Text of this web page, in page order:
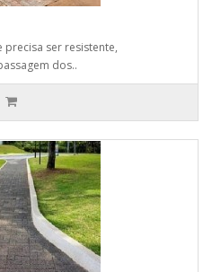
precisa ser resistente,
dos..